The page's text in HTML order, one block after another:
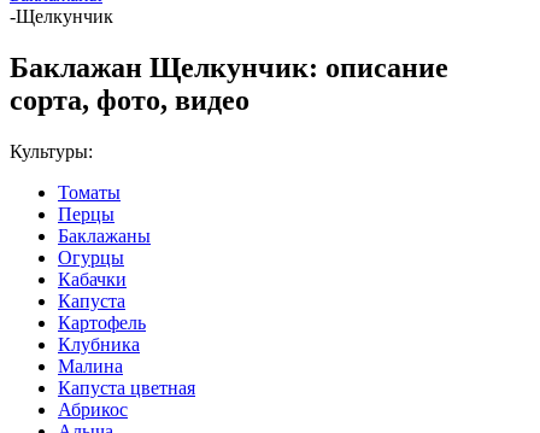
-Щелкунчик
Баклажан Щелкунчик: описание
сорта, фото, видео
Культуры:
Томаты
Перцы
Баклажаны
Огурцы
Кабачки
Капуста
Картофель
Клубника
Малина
Капуста цветная
Абрикос